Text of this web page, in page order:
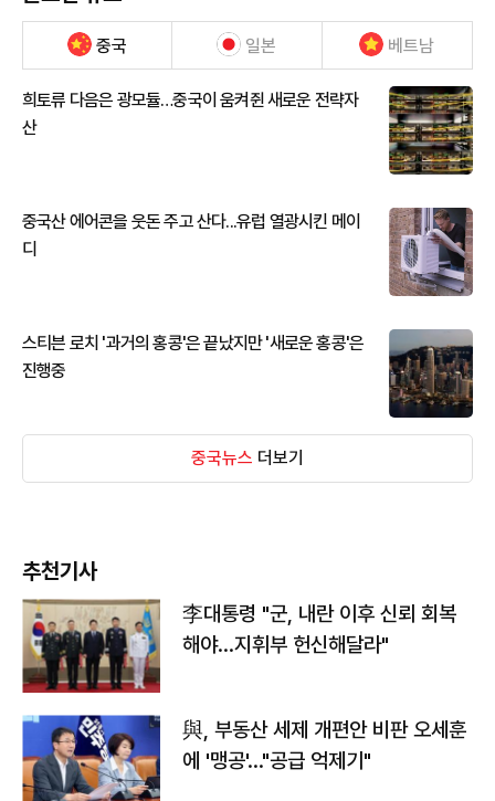
중국 일본 베트남
희토류 다음은 광모듈…중국이 움켜쥔 새로운 전략자
산
중국산 에어콘을 웃돈 주고 산다...유럽 열광시킨 메이
디
스티븐 로치 '과거의 홍콩'은 끝났지만 '새로운 홍콩'은
진행중
중국뉴스 더보기
추천기사
李대통령 "군, 내란 이후 신뢰 회복
해야…지휘부 헌신해달라"
與, 부동산 세제 개편안 비판 오세훈
에 '맹공'…"공급 억제기"